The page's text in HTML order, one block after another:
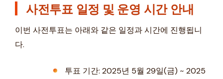
사전투표 일정 및 운영 시간 안내
이번 사전투표는 아래와 같은 일정과 시간에 진행됩니
다.
투표 기간: 2025년 5월 29일(금) ~ 2025